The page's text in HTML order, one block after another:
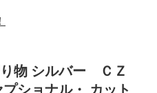
物 シルバー ＣＺ
ショナル・ カット